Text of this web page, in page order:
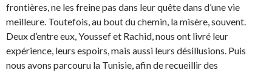
frontières, ne les freine pas dans leur quête dans d’une vie
meilleure. Toutefois, au bout du chemin, la misère, souvent.
Deux d’entre eux, Youssef et Rachid, nous ont livré leur
expérience, leurs espoirs, mais aussi leurs désillusions. Puis
nous avons parcouru la Tunisie, afin de recueillir des